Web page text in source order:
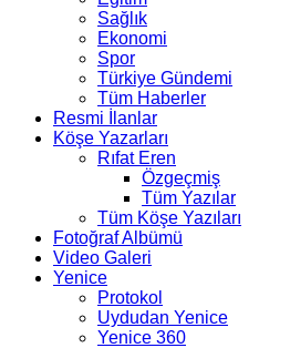
Sağlık
Ekonomi
Spor
Türkiye Gündemi
Tüm Haberler
Resmi İlanlar
Köşe Yazarları
Rıfat Eren
Özgeçmiş
Tüm Yazılar
Tüm Köşe Yazıları
Fotoğraf Albümü
Video Galeri
Yenice
Protokol
Uydudan Yenice
Yenice 360